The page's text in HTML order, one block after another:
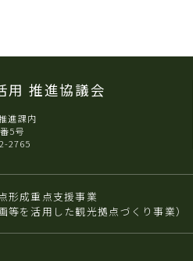
用 推進協議会
進課内
5号
2765
成重点支援事業
等を活用した観光拠点づくり事業）